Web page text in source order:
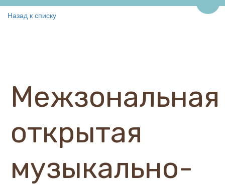
Назад к списку
Межзональная
открытая
музыкально-